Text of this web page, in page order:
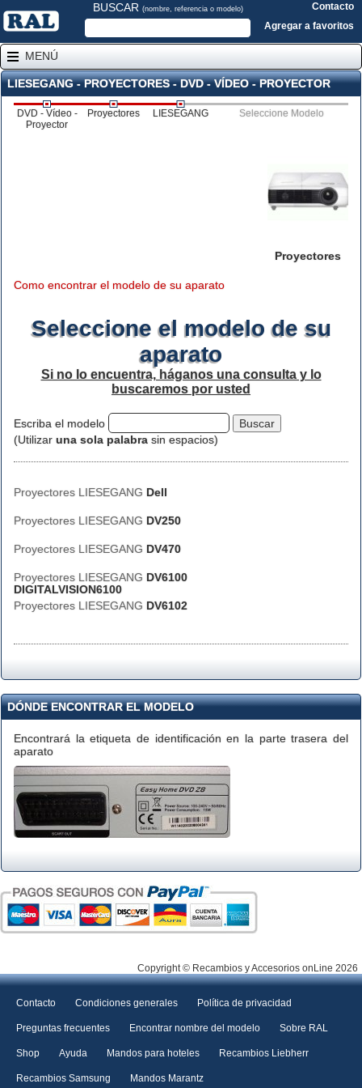
BUSCAR (nombre, referencia o modelo)
Contacto
Agregar a favoritos
MENÚ
LIESEGANG - PROYECTORES - DVD - VÍDEO - PROYECTOR
DVD - Vídeo -
Proyector
Proyectores LIESEGANG Seleccione Modelo
Proyectores
Como encontrar el modelo de su aparato
Seleccione el modelo de su
aparato
Si no lo encuentra, háganos una consulta y lo
buscaremos por usted
Escriba el modelo
(Utilizar una sola palabra sin espacios)
Proyectores LIESEGANG Dell
Proyectores LIESEGANG DV250
Proyectores LIESEGANG DV470
Proyectores LIESEGANG DV6100
DIGITALVISION6100
Proyectores LIESEGANG DV6102
DÓNDE ENCONTRAR EL MODELO
Encontrará la etiqueta de identificación en la parte trasera del
aparato
Copyright © Recambios y Accesorios onLine 2026
Contacto Condiciones generales Política de privacidad
Preguntas frecuentes Encontrar nombre del modelo Sobre RAL
Shop Ayuda Mandos para hoteles Recambios Liebherr
Recambios Samsung Mandos Marantz